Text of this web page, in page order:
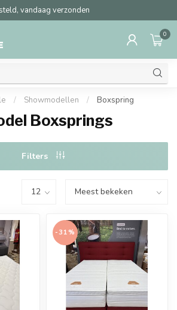
vandaag verzonden
0
/ Showmodellen / Boxspring
Boxsprings
Filters
-31%